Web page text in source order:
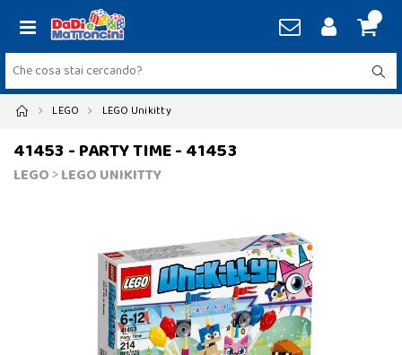
LEGO LEGO Unikitty
41453 - PARTY TIME - 41453
LEGO>LEGO UNIKITTY